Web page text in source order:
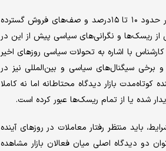
ابراهیم سماوی تصریح کرد: پیش از بازگشایی، انتظار غالب این بود که بازار حداقل با افتی در حدود ۱۰ تا ۱۵درصد و صف‌های فروش گسترده
ریسک‌ها و نگرانی‌های سیاسی پیش از این در
با اشاره به تحولات سیاسی روزهای اخیر
برخی سیگنال‌های سیاسی و بین‌المللی نیز در
بازار دیدگاه محتاطانه اما نه کاملا
شده یا از تمام ریسک‌ها عبور کرده است.
باید منتظر رفتار معاملات در روزهای آینده
دو دیدگاه اصلی میان فعالان بازار مشاهده